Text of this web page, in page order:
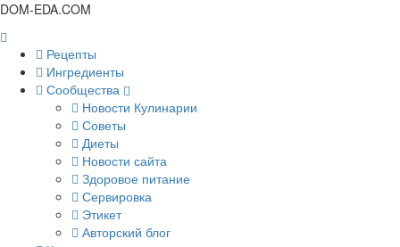
DOM-EDA.COM
Рецепты
Ингредиенты
Сообщества
Новости Кулинарии
Советы
Диеты
Новости сайта
Здоровое питание
Сервировка
Этикет
Авторский блог